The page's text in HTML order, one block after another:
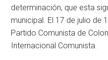
determinación, que esta
municipal. El 17 de julio de
Partido Comunista de
Internacional Comunista.